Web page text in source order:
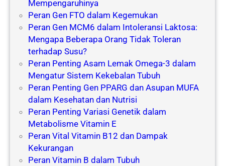
Mempengaruhinya
Peran Gen FTO dalam Kegemukan
Peran Gen MCM6 dalam Intoleransi Laktosa:
Mengapa Beberapa Orang Tidak Toleran
terhadap Susu?
Peran Penting Asam Lemak Omega-3 dalam
Mengatur Sistem Kekebalan Tubuh
Peran Penting Gen PPARG dan Asupan MUFA
dalam Kesehatan dan Nutrisi
Peran Penting Variasi Genetik dalam
Metabolisme Vitamin E
Peran Vital Vitamin B12 dan Dampak
Kekurangan
Peran Vitamin B dalam Tubuh